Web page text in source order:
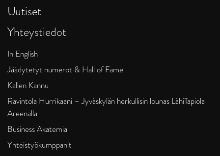
Uutiset
Yhteystiedot
In English
Jäädytetyt numerot & Hall of Fame
Kallen Kannu
Ravintola Hurrikaani – Jyväskylän herkullisin lounas LähiTapiola
Areenalla
Business Akatemia
Yhteistyökumppanit